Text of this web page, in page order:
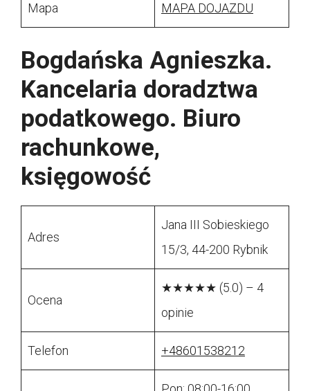
Mapa MAPA DOJAZDU
Bogdańska Agnieszka.
Kancelaria doradztwa
podatkowego. Biuro
rachunkowe,
księgowość
Adres
Jana III Sobieskiego
15/3, 44-200 Rybnik
Ocena
★★★★★ (5.0) – 4
opinie
Telefon +48601538212